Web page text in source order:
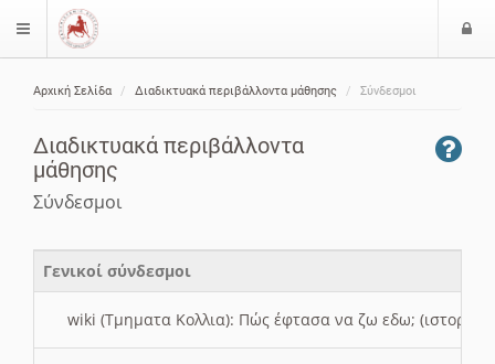
$langMenu
Αρχική Σελίδα Διαδικτυακά περιβάλλοντα μάθησης Σύνδεσμοι
Διαδικτυακά περιβάλλοντα
μάθησης
Σύνδεσμοι
Γενικοί σύνδεσμοι
wiki (Τμηματα Κολλια): Πώς έφτασα να ζω εδω; (ιστορια)